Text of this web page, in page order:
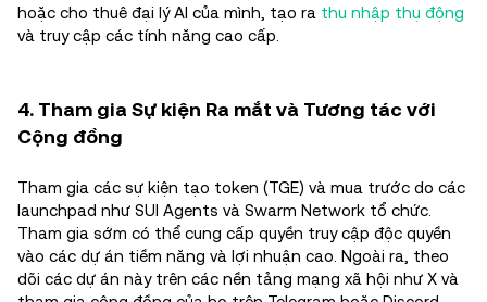
hoặc cho thuê đại lý AI của mình, tạo ra thu nhập thụ động
và truy cập các tính năng cao cấp.
4. Tham gia Sự kiện Ra mắt và Tương tác với
Cộng đồng
Tham gia các sự kiện tạo token (TGE) và mua trước do các
launchpad như SUI Agents và Swarm Network tổ chức.
Tham gia sớm có thể cung cấp quyền truy cập độc quyền
vào các dự án tiềm năng và lợi nhuận cao. Ngoài ra, theo
dõi các dự án này trên các nền tảng mạng xã hội như X và